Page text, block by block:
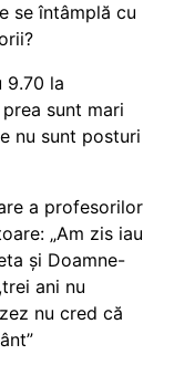
se întâmplă cu
9.70 la
sunt mari
nu sunt posturi
a profesorilor
„Am zis iau
și Doamne-
ani nu
nu cred că